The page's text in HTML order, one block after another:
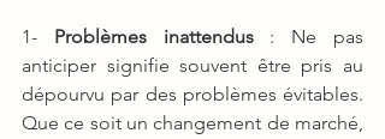
1- Problèmes inattendus : Ne pas
anticiper signifie souvent être pris au
dépourvu par des problèmes évitables.
Que ce soit un changement de marché,